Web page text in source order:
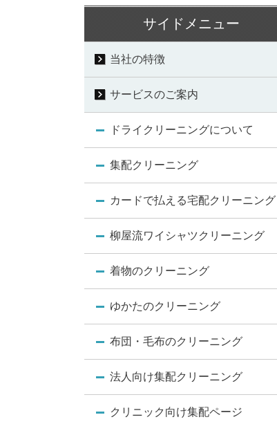
サイドメニュー
当社の特徴
サービスのご案内
ドライクリーニングについて
集配クリーニング
カードで払える宅配クリーニング
柳屋流ワイシャツクリーニング
着物のクリーニング
ゆかたのクリーニング
布団・毛布のクリーニング
法人向け集配クリーニング
クリニック向け集配ページ